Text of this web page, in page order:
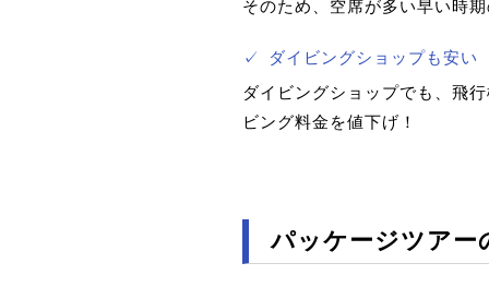
そのため、空席が多い早い時期
✓
ダイビングショップも安い
ダイビングショップでも、飛
ビング料金を値下げ！
パッケージツアー